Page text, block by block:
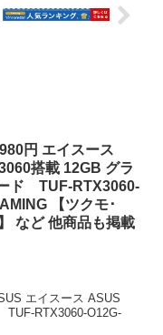
円 エイスース
搭載 12GB グラ
ド TUF-RTX3060-
【ツクモ･
など 他商品も掲載
エイスース ASUS
RTX3060-O12G-